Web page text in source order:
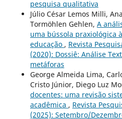
pesquisa qualitativa
Júlio César Lemos Milli,
Tormöhlen Gehlen, A
uma bússola praxiológica
educação , Revista
(2020): Dossiê: Análise
metáforas
George Almeida Lima,
Cristo Júnior, Diego Luz
docentes: uma revisão
acadêmica , Revista
(2025): Setembro/